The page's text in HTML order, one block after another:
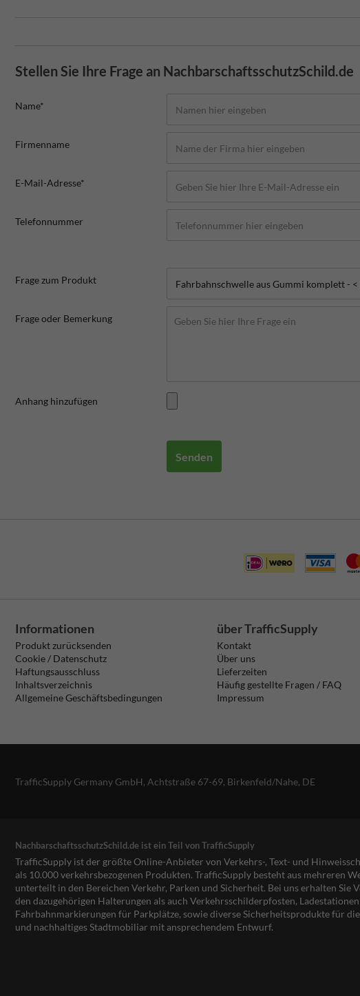
Stellen Sie Ihre Frage an NachbarschaftsschutzSchild.de
Name*
Firmenname
E-Mail-Adresse*
Telefonnummer
Frage zum Produkt
Frage oder Bemerkung
Anhang hinzufügen
Senden
Informationen
Produkt zurücksenden
Cookie / Datenschutz
Haftungsausschluss
Inhaltsverzeichnis
Allgemeine Geschäftsbedingungen
über TrafficSupply
Kontakt
Über uns
Lieferzeiten
Häufig gestellte Fragen / FAQ
Impressum
TrafficSupply Germany GmbH, Achtstraße 67-69, Birkenfeld/Nahe, DE
NachbarschaftsschutzSchild.de ist ein Teil von TrafficSupply
TrafficSupply ist der größte Online-Anbieter von Verkehrs-, Text- und
als 10.000 verkehrsbezogenen Produkten. TrafficSupply besteht aus mehreren
unterteilt in den Bereichen Verkehr, Parken und Sicherheit. Bei uns erhalten Sie
den dazugehörigen Halterungen als auch Verkehrsschilderpfosten,
Fahrbahnmarkierungen für Parkplätze, sowie diverse Sicherheitsprodukte für
und nachhaltiges Stadtmobiliar mit ansprechendem Entwurf.